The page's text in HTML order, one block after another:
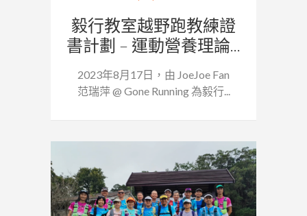
毅行教室越野跑教練證
書計劃 – 運動營養理論...
2023年8月17日，由 JoeJoe Fan
范瑞萍 @ Gone Running 為毅行...